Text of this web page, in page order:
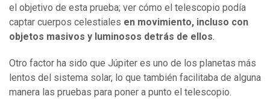
el objetivo de esta prueba; ver cómo el telescopio podía
captar cuerpos celestiales en movimiento, incluso con
objetos masivos y luminosos detrás de ellos.
Otro factor ha sido que Júpiter es uno de los planetas más
lentos del sistema solar, lo que también facilitaba de alguna
manera las pruebas para poner a punto el telescopio.